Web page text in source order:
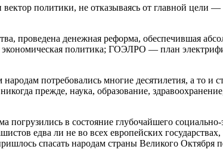
политики, не отказываясь от главной цели —
проведена денежная реформа, обеспечившая
политика; ГОЭЛРО — план
потребовались многие десятилетия, а то и
прежде, наука, образование,
в состояние глубочайшего
едва ли не во всех европейских
спасать народам страны Великого Октября